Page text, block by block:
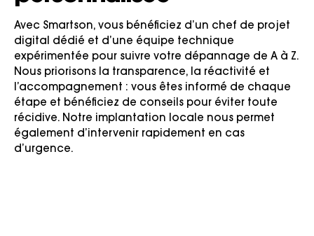
Avec Smartson, vous bénéficiez d’un chef de projet
digital dédié et d’une équipe technique
expérimentée pour suivre votre dépannage de A à Z.
Nous priorisons la transparence, la réactivité et
l’accompagnement : vous êtes informé de chaque
étape et bénéficiez de conseils pour éviter toute
récidive. Notre implantation locale nous permet
également d’intervenir rapidement en cas
d’urgence.